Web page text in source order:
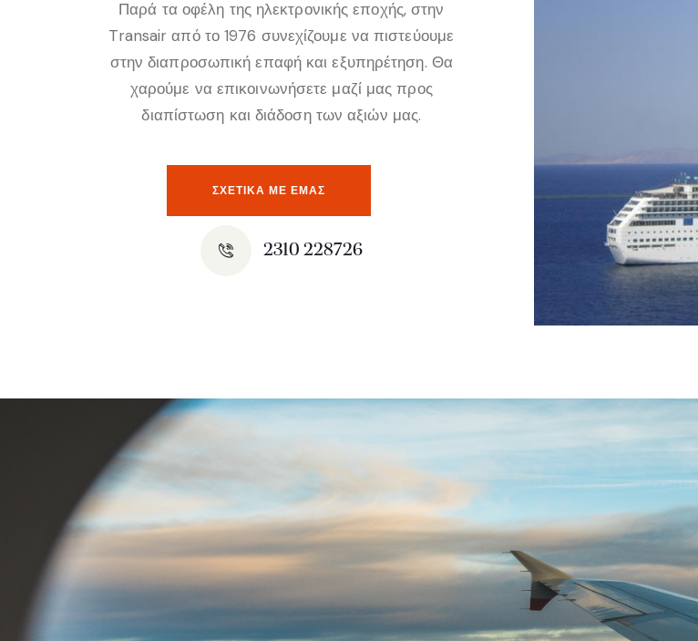
Παρά τα οφέλη της ηλεκτρονικής εποχής, στην
Transair από το 1976 συνεχίζουμε να πιστεύουμε
στην διαπροσωπική επαφή και εξυπηρέτηση. Θα
χαρούμε να επικοινωνήσετε μαζί μας προς
διαπίστωση και διάδοση των αξιών μας.
ΣΧΕΤΙΚΆ ΜΕ ΕΜΑΣ
2310 228726